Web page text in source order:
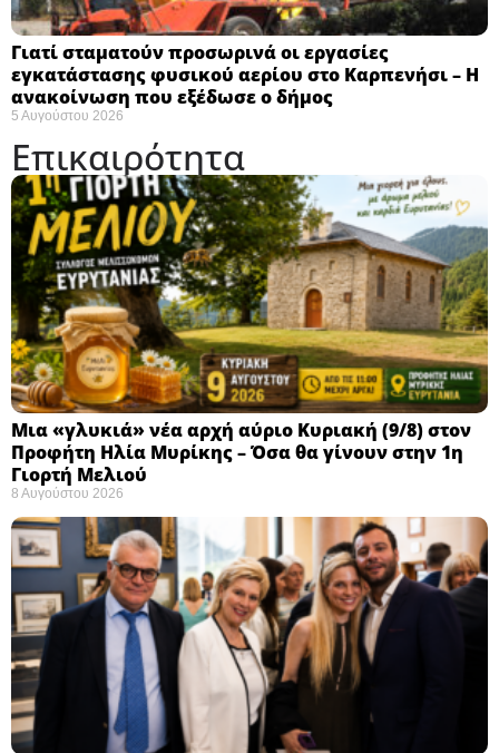
Γιατί σταματούν προσωρινά οι εργασίες
εγκατάστασης φυσικού αερίου στο Καρπενήσι – Η
ανακοίνωση που εξέδωσε ο δήμος
5 Αυγούστου 2026
Επικαιρότητα
Μια «γλυκιά» νέα αρχή αύριο Κυριακή (9/8) στον
Προφήτη Ηλία Μυρίκης – Όσα θα γίνουν στην 1η
Γιορτή Μελιού
8 Αυγούστου 2026